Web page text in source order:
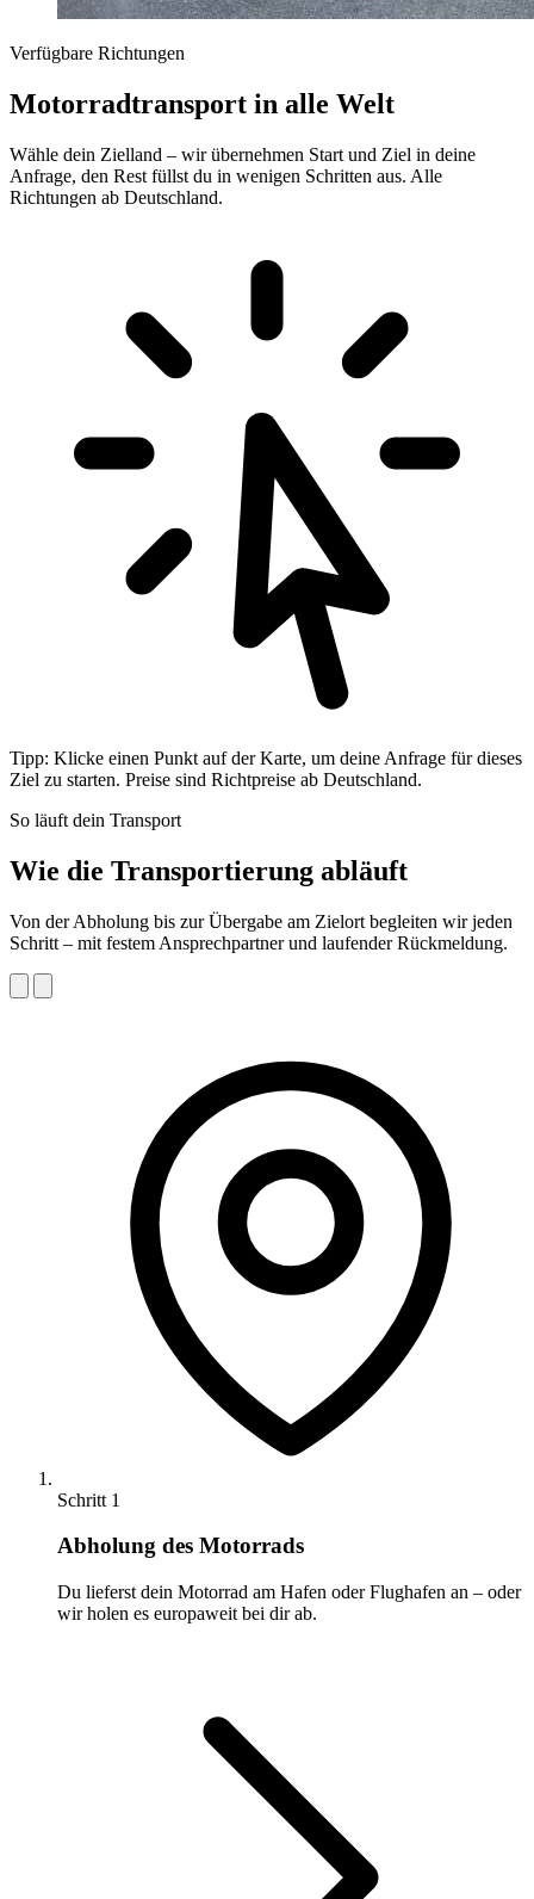
Verfügbare Richtungen
Motorradtransport in alle Welt
Wähle dein Zielland – wir übernehmen Start und Ziel in deine
Anfrage, den Rest füllst du in wenigen Schritten aus. Alle
Richtungen ab Deutschland.
Tipp: Klicke einen Punkt auf der Karte, um deine Anfrage für dieses
Ziel zu starten. Preise sind Richtpreise ab Deutschland.
So läuft dein Transport
Wie die Transportierung abläuft
Von der Abholung bis zur Übergabe am Zielort begleiten wir jeden
Schritt – mit festem Ansprechpartner und laufender Rückmeldung.
Schritt 1
Abholung des Motorrads
Du lieferst dein Motorrad am Hafen oder Flughafen an – oder
wir holen es europaweit bei dir ab.